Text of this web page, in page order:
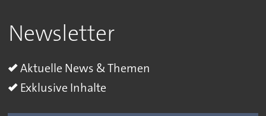
Newsletter
Aktuelle News & Themen
Exklusive Inhalte